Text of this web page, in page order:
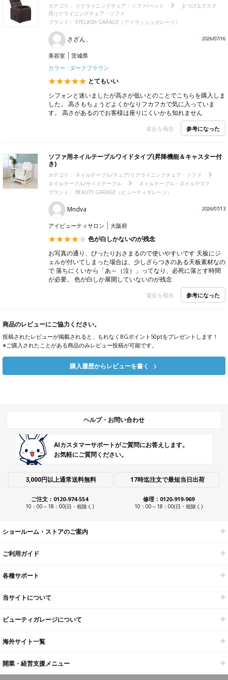
カテゴリ： リクライニングチェア・ソファ/ベッド
まつげエクステ
用リクライニングチェア・ソファ
ブランド： EYELASH GARAGE（アイラッシュガレージ）
さざん、 2026/07/16
美容室
茨城県
カラー : ダークブラウン
とてもいい
シフォンと迷いましたが高さが低いとのことでこちらを購入しま
した。 高さもちょうどよくかなりフカフカで気に入っていま
す。 高さがあるのでお客様は座りにくいかも知れません
違反を報告 参考になった
ソファ用ネイルテーブルワイドタイプ(昇降機能＆キャスター付
き)
カテゴリ： ネイルテーブル/チェア/リクライニングチェア・ソファ
ネイルテーブル/サイドテーブル
ネイルテーブル・ネイルデスク
ブランド： BEAUTY GARAGE（ビューティガレージ）
Mndva 2026/07/13
アイビューティサロン 大阪府
色が白しかないのが残念
お写真の通り、ぴったりおさまるので使いやすいです 天板にジ
ェルが付いてしまった場合は、少しざらつきのある天板素材なの
で 落ちにくいから「あ～（泣）」ってなり、必死に落とす時間
が必要。 色が白しか展開していないのが残念
違反を報告 参考になった
商品のレビューにご協力ください。
投稿されたレビューが掲載されると、もれなくBGポイント50ptをプレゼントします！
※ご購入されたことがある商品のみレビュー投稿が可能です。
購入履歴からレビューを書く
ヘルプ・お問い合わせ
AIカスタマーサポートがご質問にお答えします。
お気軽にご質問ください。
3,000円以上通常送料無料 17時迄注文で最短当日出荷
ご注文：0120-974-554
10：00～18：00(日・祝除く)
修理：0120-919-969
10：00～18：00(日・祝除く)
ショールーム・ストアのご案内
ご利用ガイド
各種サポート
当サイトについて
ビューティガレージについて
海外サイト一覧
開業・経営支援メニュー